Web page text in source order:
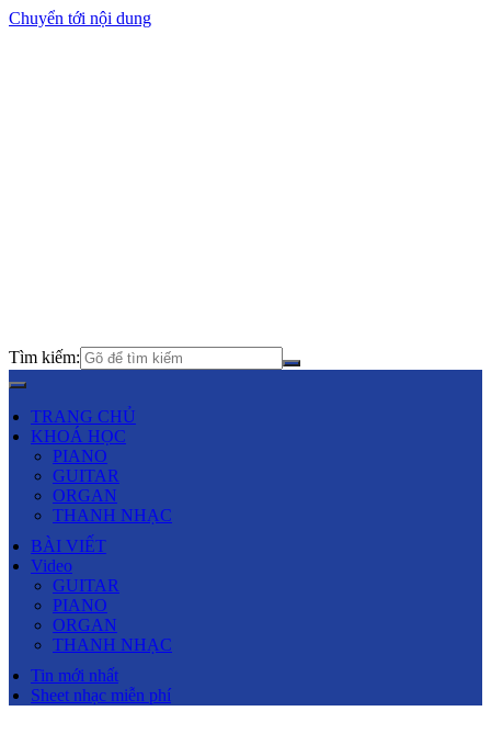
Chuyển tới nội dung
Tìm kiếm:
TRANG CHỦ
KHOÁ HỌC
PIANO
GUITAR
ORGAN
THANH NHẠC
BÀI VIẾT
Video
GUITAR
PIANO
ORGAN
THANH NHẠC
Tin mới nhất
Sheet nhạc miễn phí